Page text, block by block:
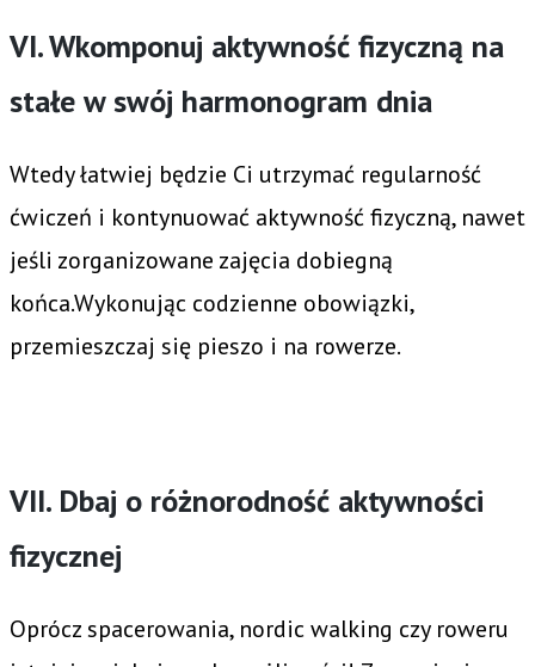
VI. Wkomponuj aktywność fizyczną na
stałe w swój harmonogram dnia
Wtedy łatwiej będzie Ci utrzymać regularność
ćwiczeń i kontynuować aktywność fizyczną, nawet
jeśli zorganizowane zajęcia dobiegną
końca.Wykonując codzienne obowiązki,
przemieszczaj się pieszo i na rowerze.
VII. Dbaj o różnorodność aktywności
fizycznej
Oprócz spacerowania, nordic walking czy roweru